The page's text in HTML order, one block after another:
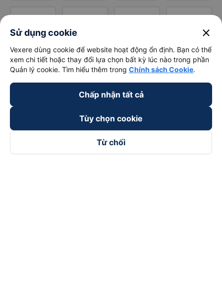
Sử dụng cookie close
Vexere dùng cookie để website hoạt động ổn định. Bạn có thể
xem chi tiết hoặc thay đổi lựa chọn bất kỳ lúc nào trong phần
Quản lý cookie. Tìm hiểu thêm trong Chính sách Cookie.
Chấp nhận tất cả
Tùy chọn cookie
Từ chối